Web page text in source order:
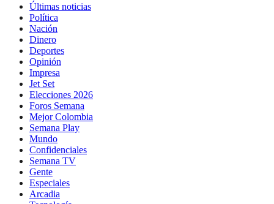
Últimas noticias
Política
Nación
Dinero
Deportes
Opinión
Impresa
Jet Set
Elecciones 2026
Foros Semana
Mejor Colombia
Semana Play
Mundo
Confidenciales
Semana TV
Gente
Especiales
Arcadia